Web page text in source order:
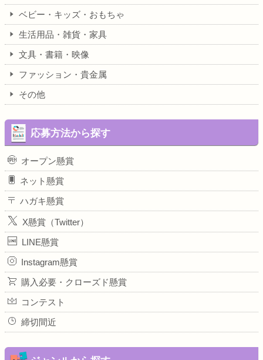
ベビー・キッズ・おもちゃ
生活用品・雑貨・家具
文具・書籍・映像
ファッション・貴金属
その他
応募方法から探す
オープン懸賞
ネット懸賞
ハガキ懸賞
X懸賞（Twitter）
LINE懸賞
Instagram懸賞
購入必要・クローズド懸賞
コンテスト
締切間近